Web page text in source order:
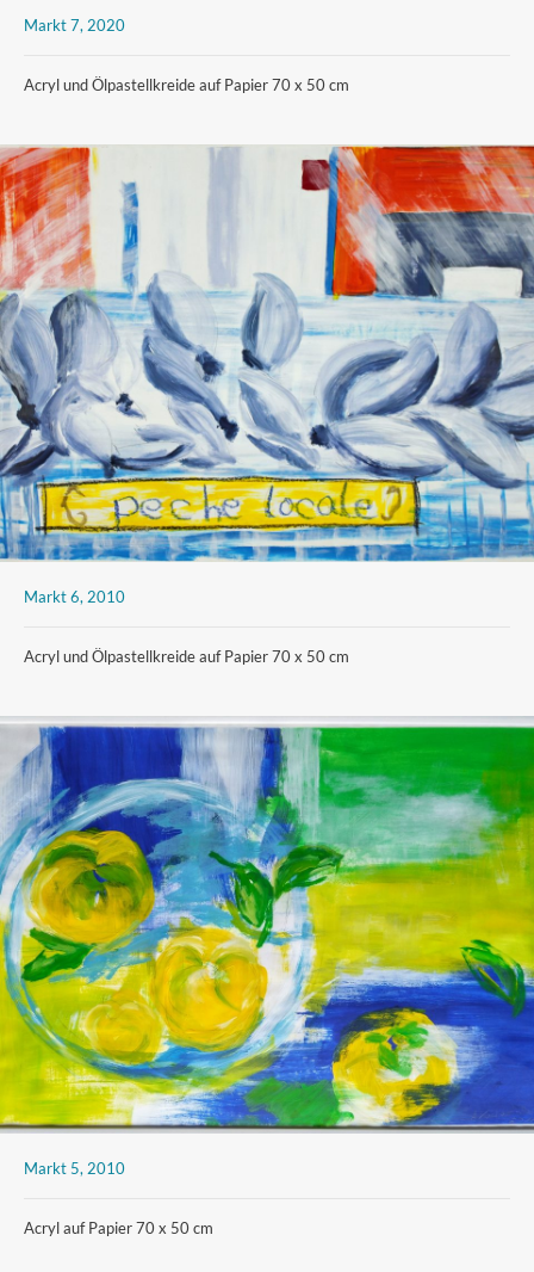
Markt 7, 2020
Acryl und Ölpastellkreide auf Papier 70 x 50 cm
Markt 6, 2010
Acryl und Ölpastellkreide auf Papier 70 x 50 cm
Markt 5, 2010
Acryl auf Papier 70 x 50 cm